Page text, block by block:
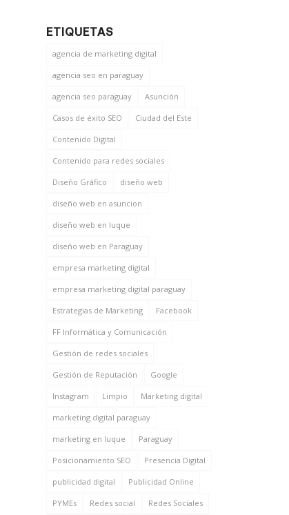
ETIQUETAS
agencia de marketing digital
agencia seo en paraguay
agencia seo paraguay Asunción
Casos de éxito SEO Ciudad del Este
Contenido Digital
Contenido para redes sociales
Diseño Gráfico diseño web
diseño web en asuncion
diseño web en luque
diseño web en Paraguay
empresa marketing digital
empresa marketing digital paraguay
Estrategias de Marketing Facebook
FF Informática y Comunicación
Gestión de redes sociales
Gestión de Reputación Google
Instagram Limpio Marketing digital
marketing digital paraguay
marketing en luque Paraguay
Posicionamiento SEO Presencia Digital
publicidad digital Publicidad Online
PYMEs Redes social Redes Sociales